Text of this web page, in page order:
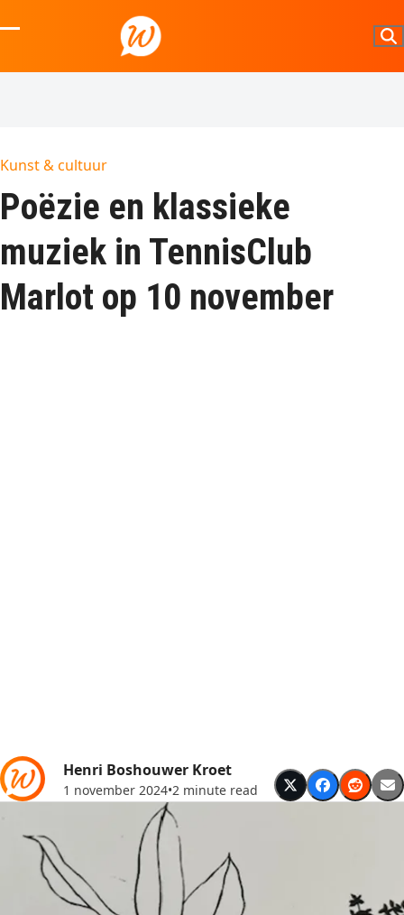
to
mobile
mobile
Kunst & cultuur
Poëzie en klassieke
muziek in TennisClub
Marlot op 10 november
Henri Boshouwer Kroet
1 november 2024•2 minute read